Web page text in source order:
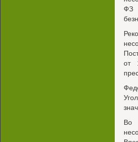
ФЗ
от
Во